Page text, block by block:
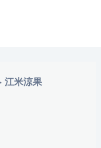
江米涼果